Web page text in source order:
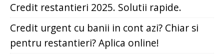
Credit restantieri 2025. Solutii rapide.
Credit urgent cu banii in cont azi? Chiar si
pentru restantieri? Aplica online!